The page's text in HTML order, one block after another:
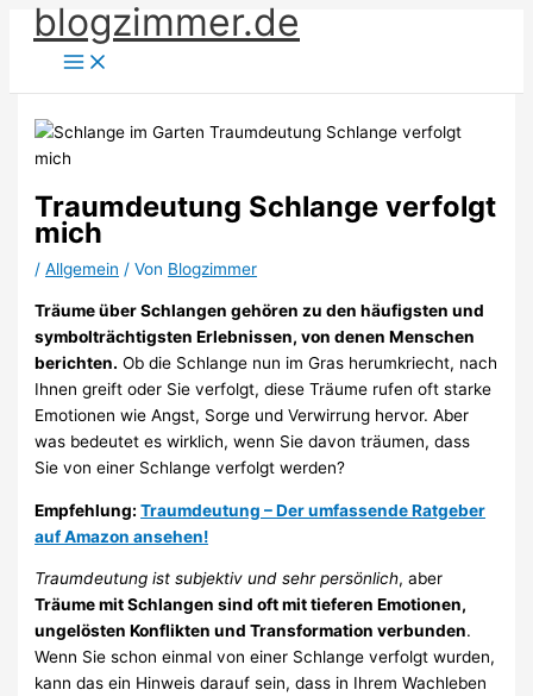
Zum
Inhalt
springen
blogzimmer.de
Traumdeutung Schlange verfolgt
mich
/Allgemein / Von Blogzimmer
Träume über Schlangen gehören zu den häufigsten und
symbolträchtigsten Erlebnissen, von denen Menschen
berichten. Ob die Schlange nun im Gras herumkriecht, nach
Ihnen greift oder Sie verfolgt, diese Träume rufen oft starke
Emotionen wie Angst, Sorge und Verwirrung hervor. Aber
was bedeutet es wirklich, wenn Sie davon träumen, dass
Sie von einer Schlange verfolgt werden?
Empfehlung:Traumdeutung – Der umfassende Ratgeber
auf Amazon ansehen!
Traumdeutung ist subjektiv und sehr persönlich, aber
Träume mit Schlangen sind oft mit tieferen Emotionen,
ungelösten Konflikten und Transformation verbunden.
Wenn Sie schon einmal von einer Schlange verfolgt wurden,
kann das ein Hinweis darauf sein, dass in Ihrem Wachleben